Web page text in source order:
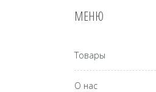
Товары
О нас